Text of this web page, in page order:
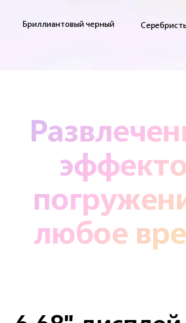
Бриллиантовый черный
любое